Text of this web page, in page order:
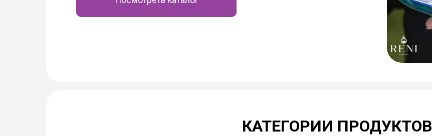
КАТЕГОРИИ ПРОДУКТОВ